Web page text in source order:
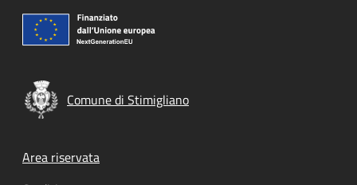
Comune di Stimigliano
Footer menu
Area riservata